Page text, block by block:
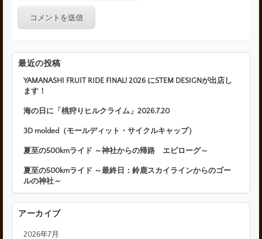
最近の投稿
YAMANASHI FRUIT RIDE FINAL! 2026 にSTEM DESIGNが出店し
ます！
海の日に「桃狩りヒルクライム」2026.7.20
3D molded（モールディット・サイクルキャップ）
夏至の500kmライド ～神社からの帰路 エピローグ～
夏至の500kmライド ～最終日：鈴鹿スカイラインからのゴー
ルの神社～
アーカイブ
2026年7月